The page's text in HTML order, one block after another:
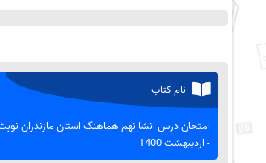
نام کتاب
امتحان درس انشا نهم هماهنگ استان مازندران
- اردیبهشت 1400